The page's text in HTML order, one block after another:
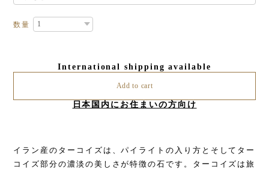
数量
International shipping available
Add to cart
日本国内にお住まいの方向け
イラン産のターコイズは、パイライトの入り方とそしてター
コイズ部分の濃淡の美しさが特徴の石です。ターコイズは旅